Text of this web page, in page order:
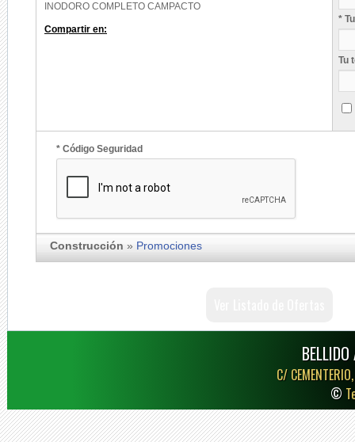
INODORO COMPLETO CAMPACTO
Compartir en:
*
Tu
* Código Seguridad
Construcción » Promociones
C/
©